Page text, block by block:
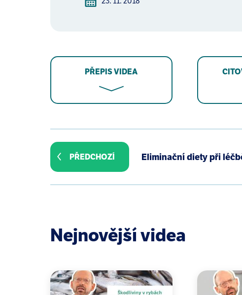
PŘEPIS VIDEA
Bekeleski GM, McCombs G, Melvin
Health, 4(3), 1-10.
Gbinigie O, Onakpoya I, Spencer E,
systematic review of randomized
Katragadda HR, Fullana A, Sidhu S,
Chemistry Volume 120, Issue 1, 1 May
Islands: a retrospective clinical audit.
Amith H, Lakshminarayan N, Ankola
PŘEDCHOZÍ Eliminační diety při
Nejnovější videa